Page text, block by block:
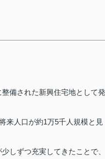
備された新興住宅地として発
来人口が約1万5千人規模と見
しずつ充実してきたことで、